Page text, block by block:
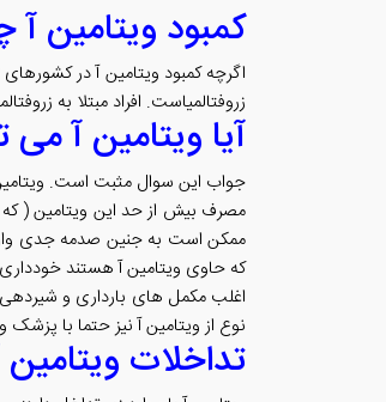
کمبود ویتامین
اگرچه کمبود ویتامین آ در
زروفتالمیاست. افراد مبتلا به
آیا ویتامین آ
جواب این سوال مثبت است.
مصرف بیش از حد این ویتامین (
ممکن است به جنین صدمه جدی
که حاوی ویتامین آ هستند
اغلب مکمل های بارداری و
نوع از ویتامین آ نیز حتما با
تداخلات ویتامین